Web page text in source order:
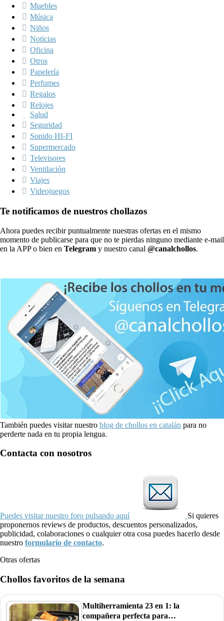
Muebles
Música
Niños
Noticias
Oficina
Otros
Papelería
Perfumes
Regalos
Relojes
Salud
Seguridad
Sonido HI-FI
Supermercado
Televisores
Ventilación
Viajes
Videojuegos
Te notificamos de nuestros chollazos
Ahora puedes recibir puntualmente nuestras ofertas en el mismo
momento de publicarse para que no te pierdas ninguno mediante e-mail
en la APP o bien en Telegram y nuestro canal @canalchollos.
También puedes visitar nuestro blog de chollos en catalán para no
perderte nada en tu propia lengua.
Contacta con nosotros
Puedes visitar nuestro foro pulsando aquí
Si quieres
proponernos reviews de productos, descuentos personalizados,
publicidad, colaboraciones o cualquier otra cosa puedes hacerlo desde
nuestro formulario de contacto.
Otras ofertas
Chollos favoritos de la semana
Multiherramienta 23 en 1: la
compañera perfecta para…